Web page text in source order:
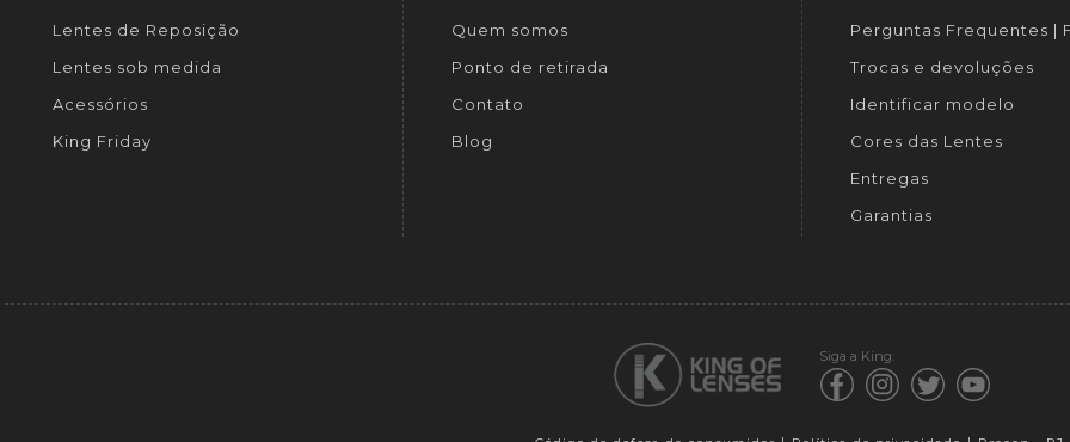
Lentes de Reposição
Lentes sob medida
Acessórios
King Friday
Quem somos
Ponto de retirada
Contato
Blog
Perguntas Frequentes |
Trocas e devoluções
Identificar modelo
Cores das Lentes
Entregas
Garantias
Siga a King: